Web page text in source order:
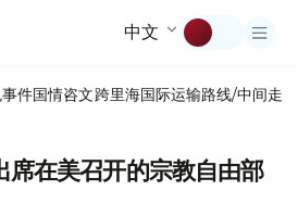
中文
事件国情咨文跨里海国际运输路线/中间走廊
席在美召开的宗教自由部